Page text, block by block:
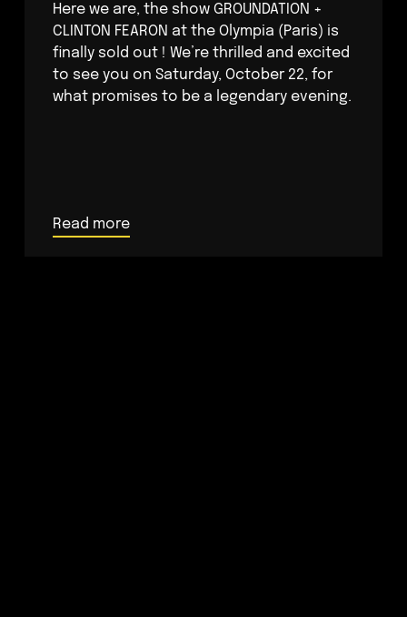
Here we are, the show GROUNDATION +
CLINTON FEARON at the Olympia (Paris) is
finally sold out ! We’re thrilled and excited
to see you on Saturday, October 22, for
what promises to be a legendary evening.
Read more